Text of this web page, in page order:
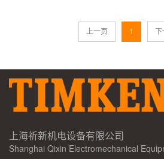
上一页 1 下
上海祈新机电设备有限公司
Shanghai Qixin Electromechanical